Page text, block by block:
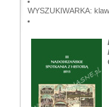
WYSZUKIWARKA: